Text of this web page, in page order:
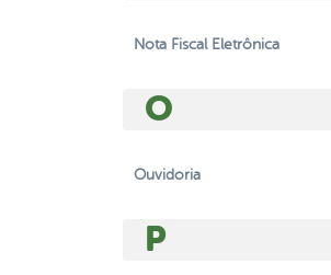
Nota Fiscal Eletrônica
O
Ouvidoria
P